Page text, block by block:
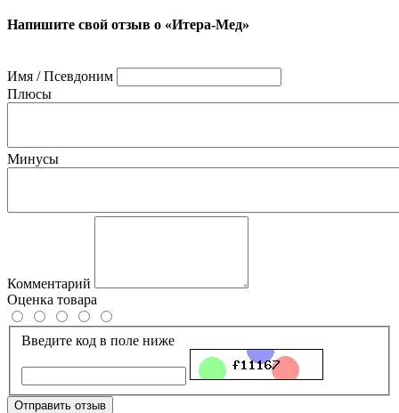
Напишите свой отзыв о «Итера-Мед»
Имя / Псевдоним
Плюсы
Минусы
Комментарий
Оценка товара
Введите код в поле ниже
Отправить отзыв